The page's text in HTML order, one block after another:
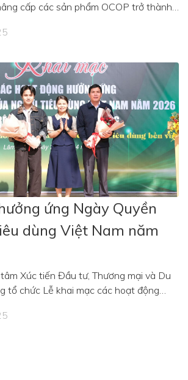
cấp các sản phẩm OCOP trở thành
vào hệ thống phân phối hiện đại, từ đó,
ứng Ngày Quyền
dùng Việt Nam năm
Xúc tiến Đầu tư, Thương mại và Du
tổ chức Lễ khai mạc các hoạt động
“An toàn thông tin - Gắn kết niềm tin